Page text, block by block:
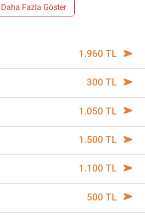
Daha Fazla Göster
1.960 TL
300 TL
1.050 TL
1.500 TL
1.100 TL
500 TL